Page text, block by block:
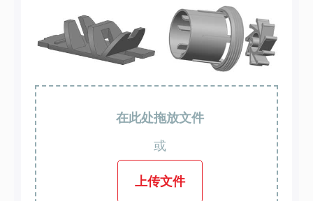
在此处拖放文件
或
上传文件